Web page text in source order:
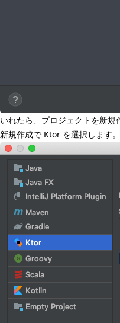
いれたら、プロジェクトを新規
新規作成で Ktor を選択します